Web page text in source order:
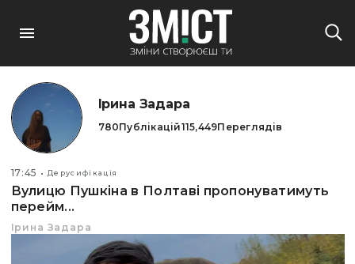
Ірина Задара
780Публікацій115,449Переглядів
17:45 Дерусифікація
Вулицю Пушкіна в Полтаві пропонуватимуть
перейм...
Ірина Задара